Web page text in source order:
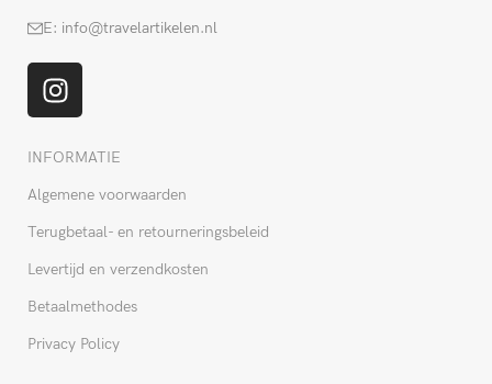
E: info@travelartikelen.nl
INFORMATIE
Algemene voorwaarden
Terugbetaal- en retourneringsbeleid
Levertijd en verzendkosten
Betaalmethodes
Privacy Policy